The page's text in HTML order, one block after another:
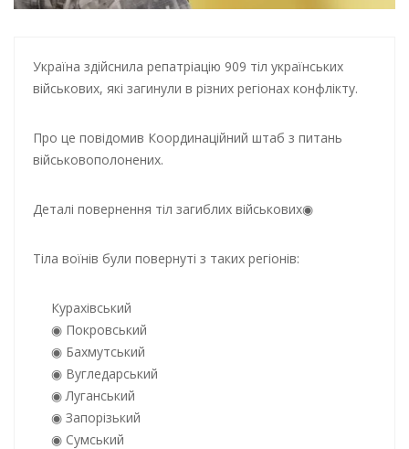
Україна здійснила репатріацію 909 тіл українських
військових, які загинули в різних регіонах конфлікту.
Про це повідомив Координаційний штаб з питань
військовополонених.
Деталі повернення тіл загиблих військових
Тіла воїнів були повернуті з таких регіонів:
Курахівський
Покровський
Бахмутський
Вугледарський
Луганський
Запорізький
Сумський